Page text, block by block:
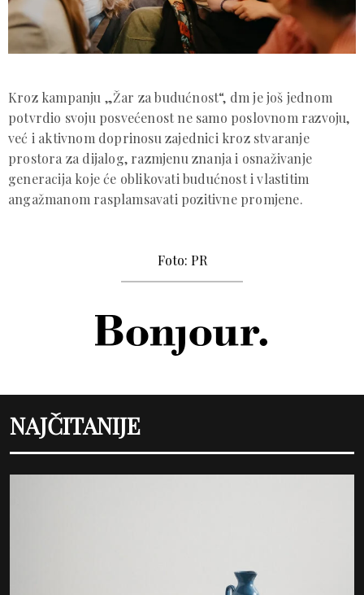
Kroz kampanju „Žar za budućnost“, dm je još jednom
potvrdio svoju posvećenost ne samo poslovnom razvoju,
već i aktivnom doprinosu zajednici kroz stvaranje
prostora za dijalog, razmjenu znanja i osnaživanje
generacija koje će oblikovati budućnost i vlastitim
angažmanom rasplamsavati pozitivne promjene.
Foto: PR
NAJČITANIJE